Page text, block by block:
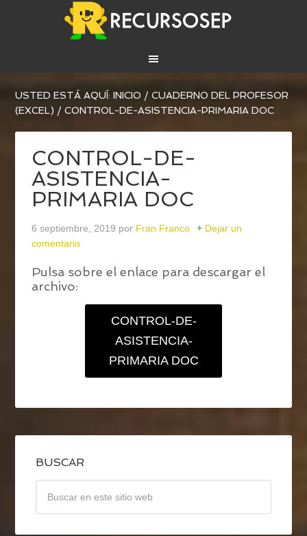
USTED ESTÁ AQUÍ:INICIO / CUADERNO DEL PROFESOR
(EXCEL) / CONTROL-DE-ASISTENCIA-PRIMARIA DOC
CONTROL-DE-
ASISTENCIA-
PRIMARIA DOC
6 septiembre, 2019 por Fran Franco
Dejar un
comentario
Pulsa sobre el enlace para descargar el
archivo:
CONTROL-DE-
ASISTENCIA-
PRIMARIA DOC
BUSCAR